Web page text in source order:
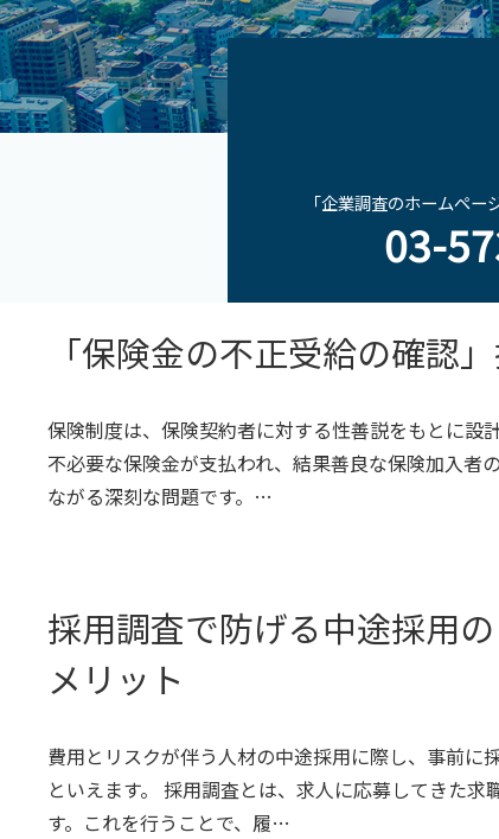
「企業調査のホームペー
03-
「保険金の不正受給の確認
保険制度は、保険契約者に対する性善説をもとに設
不必要な保険金が支払われ、結果善良な保険加入者
ながる深刻な問題です。…
採用調査で防げる中途採用
メリット
費用とリスクが伴う人材の中途採用に際し、事前
といえます。 採用調査とは、求人に応募してきた
す。これを行うことで、履…